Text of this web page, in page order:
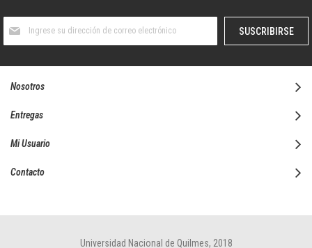
boletín
SUSCRIBIRSE
Nosotros
Entregas
Mi Usuario
Contacto
Universidad Nacional de Quilmes, 2018